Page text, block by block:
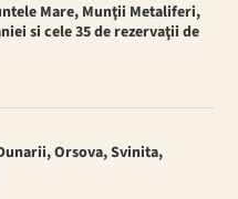
Mare, Munţii Metaliferi,
si cele 35 de rezervaţii de
Orsova, Svinita,